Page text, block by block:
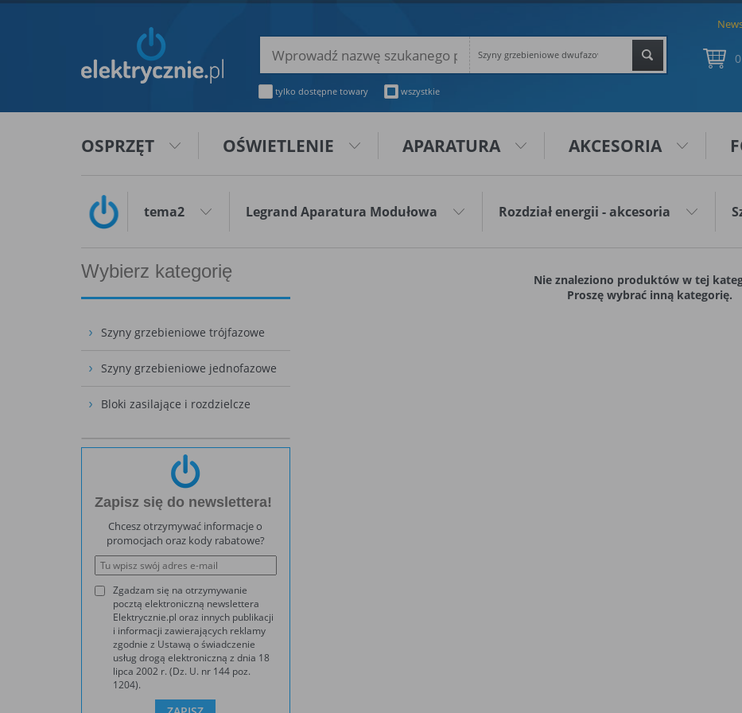
Szyny grzebieniowe dwufazowe
tylko dostępne towary wszystkie
OSPRZĘT OŚWIETLENIE APARATURA AKCESORIA
tema2 Legrand Aparatura Modułowa Rozdział energii - akcesoria
Wybierz kategorię
Szyny grzebieniowe trójfazowe
Szyny grzebieniowe jednofazowe
Bloki zasilające i rozdzielcze
Zapisz się do newslettera!
Chcesz otrzymywać informacje o
promocjach oraz kody rabatowe?
Zgadzam się na otrzymywanie
pocztą elektroniczną newslettera
Elektrycznie.pl oraz innych publikacji
i informacji zawierających reklamy
zgodnie z Ustawą o świadczenie
usług drogą elektroniczną z dnia 18
lipca 2002 r. (Dz. U. nr 144 poz.
1204).
Nie znaleziono produktów w tej
Proszę wybrać inną kategorię.